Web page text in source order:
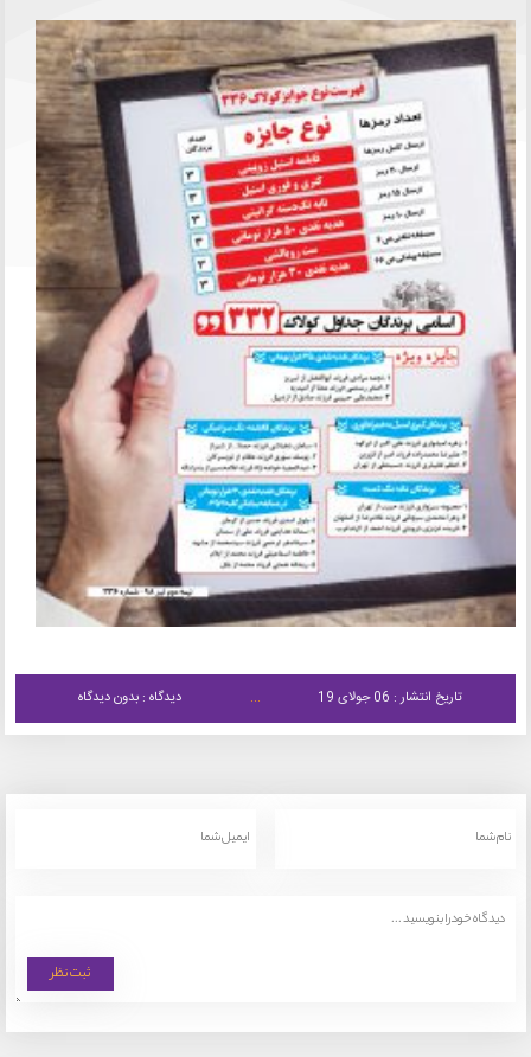
تاریخ انتشار : 06 جولای 19 دیدگاه : بدون دیدگاه